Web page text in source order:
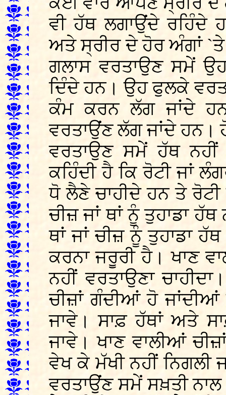
ਵੀ ਹੱਥ ਲਗਾਉਂਦੇ ਰਹਿੰਦੇ
ਅਤੇ ਸ੍ਰੀਰ ਦੇ ਹੋਰ ਅੰਗਾਂ
ਗਲਾਸ ਵਰਤਾਉਣ ਸਮੇਂ
ਦਿੰਦੇ ਹਨ। ਉਹ ਫੁਲਕੇ
ਕੰਮ ਕਰਨ ਲੱਗ ਜਾਂਦੇ
ਵਰਤਾਉਂਣ ਲੱਗ ਜਾਂਦੇ
ਵਰਤਾਉਣ ਸਮੇਂ ਹੱਥ
ਕਹਿੰਦੀ ਹੈ ਕਿ ਰੋਟੀ ਜਾਂ
ਧੋ ਲੈਣੇ ਚਾਹੀਦੇ ਹਨ ਤੇ
ਚੀਜ਼ ਜਾਂ ਥਾਂ ਨੂੰ ਤੁਹਾਡਾ
ਥਾਂ ਜਾਂ ਚੀਜ਼ ਨੂੰ ਤੁਹਾਡਾ
ਕਰਨਾ ਜਰੂਰੀ ਹੈ। ਖਾਣ
ਨਹੀਂ ਵਰਤਾਉਣਾ
ਚੀਜ਼ਾਂ ਗੰਦੀਆਂ ਹੋ
ਜਾਵੇ। ਸਾਫ਼ ਹੱਥਾਂ ਅਤੇ
ਜਾਵੇ। ਖਾਣ ਵਾਲੀਆਂ
ਵੇਖ ਕੇ ਮੱਖੀ ਨਹੀਂ
ਵਰਤਾਉਂਣ ਸਮੇਂ ਸਖ਼ਤੀ ਨਾਲ